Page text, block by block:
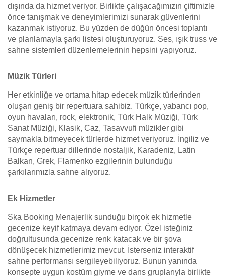
dışında da hizmet veriyor. Birlikte çalışacağımızın çiftimizle
önce tanışmak ve deneyimlerimizi sunarak güvenlerini
kazanmak istiyoruz. Bu yüzden de düğün öncesi toplantı
ve planlamayla şarkı listesi oluşturuyoruz. Ses, ışık truss ve
sahne sistemleri düzenlemelerinin hepsini yapıyoruz.
Müzik Türleri
Her etkinliğe ve ortama hitap edecek müzik türlerinden
oluşan geniş bir repertuara sahibiz. Türkçe, yabancı pop,
oyun havaları, rock, elektronik, Türk Halk Müziği, Türk
Sanat Müziği, Klasik, Caz, Tasavvufi müzikler gibi
saymakla bitmeyecek türlerde hizmet veriyoruz. İngiliz ve
Türkçe repertuar dillerinde nostaljik, Karadeniz, Latin
Balkan, Grek, Flamenko ezgilerinin bulunduğu
şarkılarımızla sahne alıyoruz.
Ek Hizmetler
Ska Booking Menajerlik sunduğu birçok ek hizmetle
gecenize keyif katmaya devam ediyor. Özel isteğiniz
doğrultusunda gecenize renk katacak ve bir şova
dönüşecek hizmetlerimiz mevcut. İsterseniz interaktif
sahne performansı sergileyebiliyoruz. Bunun yanında
konsepte uygun kostüm giyme ve dans gruplarıyla birlikte